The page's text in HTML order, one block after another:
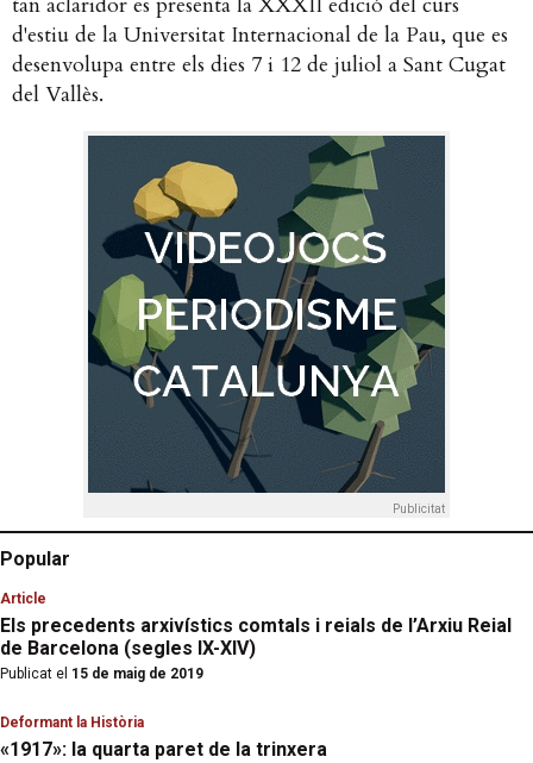
d'estiu de la Universitat Internacional de la Pau, que es
desenvolupa entre els dies 7 i 12 de juliol a Sant Cugat
del Vallès.
Publicitat
Popular
Article
Els precedents arxivístics comtals i reials de l’Arxiu Reial
de Barcelona (segles IX-XIV)
Publicat el 15 de maig de 2019
Deformant la Història
«1917»: la quarta paret de la trinxera